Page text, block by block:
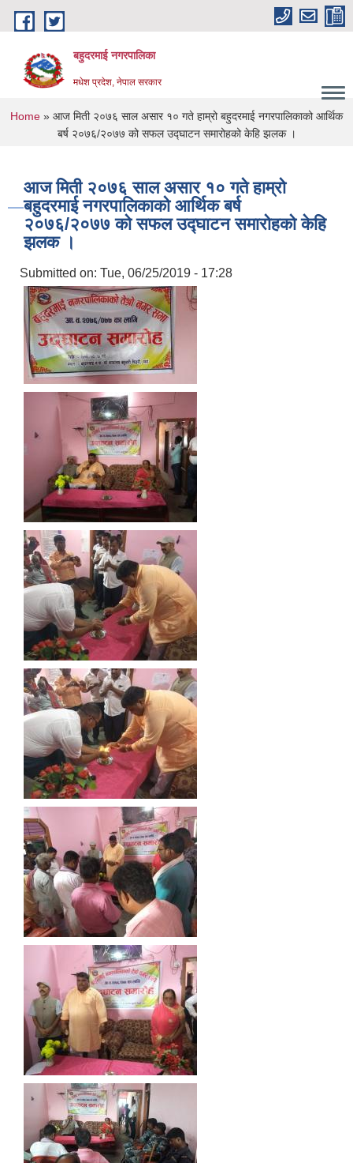
Skip to main content
बहुदरमाई नगरपालिका
मधेश प्रदेश, नेपाल सरकार
You are here
Home » आज मिती २०७६ साल असार १० गते हाम्रो बहुदरमाई नगरपालिकाको आर्थिक
बर्ष २०७६/२०७७ को सफल उद्घाटन समारोहको केहि झलक ।
आज मिती २०७६ साल असार १० गते हाम्रो
बहुदरमाई नगरपालिकाको आर्थिक बर्ष
२०७६/२०७७ को सफल उद्घाटन समारोहको केहि
झलक ।
Submitted on: Tue, 06/25/2019 - 17:28